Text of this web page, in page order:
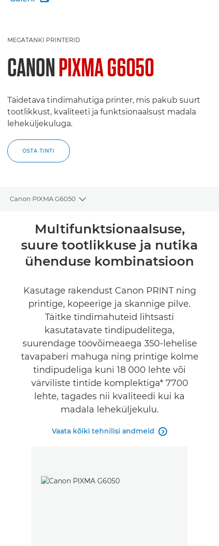
MEGATANKI PRINTERID
CANONPIXMA G6050
Täidetava tindimahutiga printer, mis pakub suurt
tootlikkust, kvaliteeti ja funktsionaalsust madala
leheküljekuluga.
OSTA TINTI
Canon PIXMA G6050
Toggle breadcrumbs
Ülevaade
Tehnilised andmed
OSTA TINTI
Multifunktsionaalsuse,
suure tootlikkuse ja nutika
ühenduse kombinatsioon
Kasutage rakendust Canon PRINT ning
printige, kopeerige ja skannige pilve.
Täitke tindimahuteid lihtsasti
kasutatavate tindipudelitega,
suurendage töövõimeaega 350-lehelise
tavapaberi mahuga ning printige kolme
tindipudeliga kuni 18 000 lehte või
värviliste tintide komplektiga* 7700
lehte, tagades nii kvaliteedi kui ka
madala leheküljekulu.
Vaata kõiki tehnilisi andmeid 